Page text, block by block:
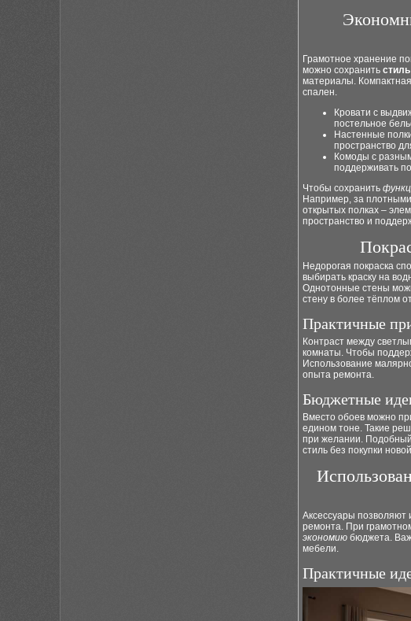
Грамотное хранение
можно сохранить стиль
материалы. Компактная
спален.
Кровати с
постельное
Настенные
пространство
Комоды с
поддерживать
Чтобы сохранить
Например, за
открытых полках –
пространство и
Недорогая покраска
выбирать краску на
Однотонные стены
стену в более тёплом
Практичные
Контраст между
комнаты. Чтобы
Использование
опыта ремонта.
Бюджетные
Вместо обоев можно
едином тоне. Такие
при желании.
стиль без покупки
Аксессуары позволяют
ремонта. При
экономию бюджета.
мебели.
Практичные